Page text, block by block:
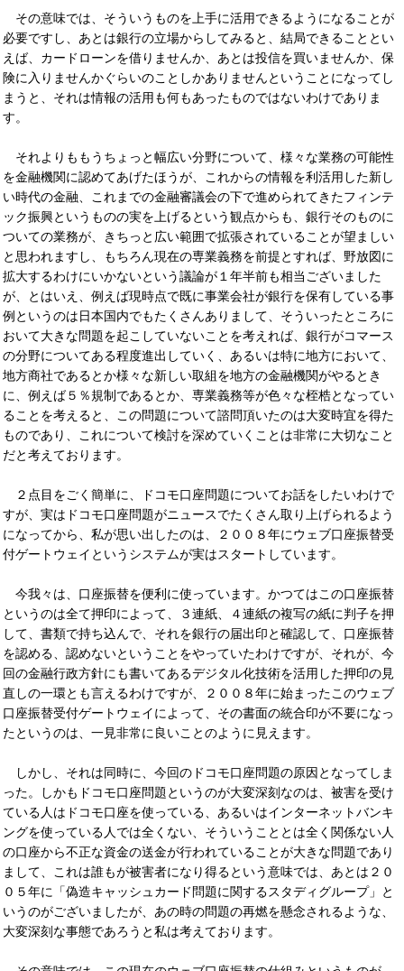
その意味では、そういうものを上手に活用できるようになることが
必要ですし、あとは銀行の立場からしてみると、結局できることとい
えば、カードローンを借りませんか、あとは投信を買いませんか、保
険に入りませんかぐらいのことしかありませんということになってし
まうと、それは情報の活用も何もあったものではないわけでありま
す。
それよりももうちょっと幅広い分野について、様々な業務の可能性
を金融機関に認めてあげたほうが、これからの情報を利活用した新し
い時代の金融、これまでの金融審議会の下で進められてきたフィンテ
ック振興というものの実を上げるという観点からも、銀行そのものに
ついての業務が、きちっと広い範囲で拡張されていることが望ましい
と思われますし、もちろん現在の専業義務を前提とすれば、野放図に
拡大するわけにいかないという議論が１年半前も相当ございました
が、とはいえ、例えば現時点で既に事業会社が銀行を保有している事
例というのは日本国内でもたくさんありまして、そういったところに
おいて大きな問題を起こしていないことを考えれば、銀行がコマース
の分野についてある程度進出していく、あるいは特に地方において、
地方商社であるとか様々な新しい取組を地方の金融機関がやるとき
に、例えば５％規制であるとか、専業義務等が色々な桎梏となってい
ることを考えると、この問題について諮問頂いたのは大変時宜を得た
ものであり、これについて検討を深めていくことは非常に大切なこと
だと考えております。
２点目をごく簡単に、ドコモ口座問題についてお話をしたいわけで
すが、実はドコモ口座問題がニュースでたくさん取り上げられるよう
になってから、私が思い出したのは、２００８年にウェブ口座振替受
付ゲートウェイというシステムが実はスタートしています。
今我々は、口座振替を便利に使っています。かつてはこの口座振替
というのは全て押印によって、３連紙、４連紙の複写の紙に判子を押
して、書類で持ち込んで、それを銀行の届出印と確認して、口座振替
を認める、認めないということをやっていたわけですが、それが、今
回の金融行政方針にも書いてあるデジタル化技術を活用した押印の見
直しの一環とも言えるわけですが、２００８年に始まったこのウェブ
口座振替受付ゲートウェイによって、その書面の統合印が不要になっ
たというのは、一見非常に良いことのように見えます。
しかし、それは同時に、今回のドコモ口座問題の原因となってしま
った。しかもドコモ口座問題というのが大変深刻なのは、被害を受け
ている人はドコモ口座を使っている、あるいはインターネットバンキ
ングを使っている人では全くない、そういうこととは全く関係ない人
の口座から不正な資金の送金が行われていることが大きな問題であり
まして、これは誰もが被害者になり得るという意味では、あとは２０
０５年に「偽造キャッシュカード問題に関するスタディグループ」と
いうのがございましたが、あの時の問題の再燃を懸念されるような、
大変深刻な事態であろうと私は考えております。